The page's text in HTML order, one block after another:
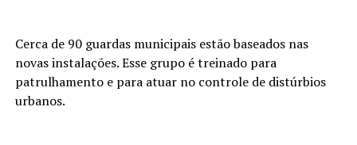
Cerca de 90 guardas municipais estão baseados nas
novas instalações. Esse grupo é treinado para
patrulhamento e para atuar no controle de distúrbios
urbanos.